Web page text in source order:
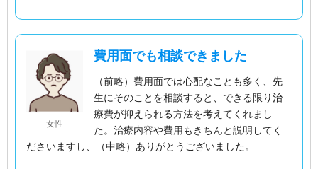
女性
費用面でも相談できました
（前略）費用面では心配なことも多く、先
生にそのことを相談すると、できる限り治
療費が抑えられる方法を考えてくれまし
た。治療内容や費用もきちんと説明してく
ださいますし、（中略）ありがとうございました。